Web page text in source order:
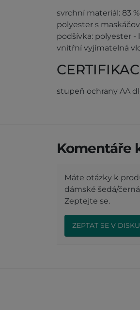
svrchní materiál: 83
polyester s
podšívka: polyester
vnitřní vyjímatelná
stupeň ochrany AA
Komentáře
Máte otázky k
dámské šedá/
Zeptejte se.
ZEPTAT SE V